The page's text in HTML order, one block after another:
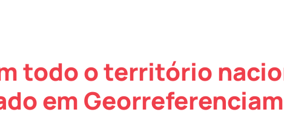
todo o território
em